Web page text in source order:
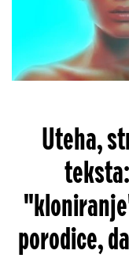
Uteha,
porodice,